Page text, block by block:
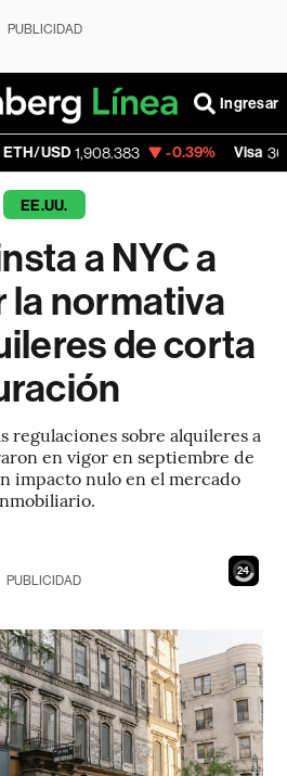
PUBLICIDAD
Ingresar
-0.39% Visa 368.54 -
EE.UU.
a NYC a
la normativa
de corta
regulaciones sobre alquileres a
en vigor en septiembre de
impacto nulo en el mercado
22
PUBLICIDAD